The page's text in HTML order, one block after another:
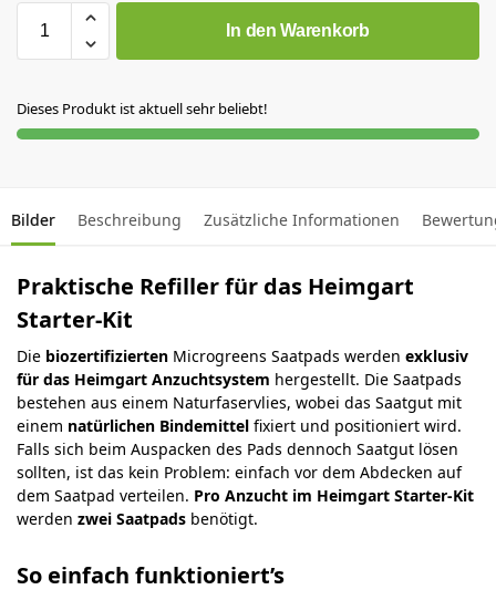
In den Warenkorb
Dieses Produkt ist aktuell sehr beliebt!
Bilder Beschreibung Zusätzliche Informationen
Praktische Refiller für das Heimgart
Starter-Kit
Die biozertifizierten Microgreens Saatpads werden exklusiv
für das Heimgart Anzuchtsystem hergestellt. Die Saatpads
bestehen aus einem Naturfaservlies, wobei das Saatgut mit
einem natürlichen Bindemittel fixiert und positioniert wird.
Falls sich beim Auspacken des Pads dennoch Saatgut lösen
sollten, ist das kein Problem: einfach vor dem Abdecken auf
dem Saatpad verteilen. Pro Anzucht im Heimgart Starter-Kit
werden zwei Saatpads benötigt.
So einfach funktioniert’s